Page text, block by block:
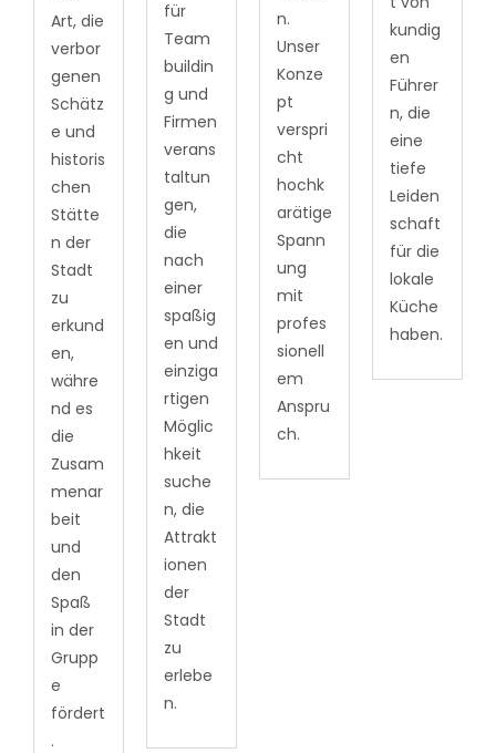
Art, die
verbor
genen
Schätz
e und
historis
chen
Stätte
n der
Stadt
zu
erkund
en,
währe
nd es
die
Zusam
menar
beit
und
den
Spaß
in der
Grupp
e
fördert
.
für
Team
buildin
g und
Firmen
verans
taltun
gen,
die
nach
einer
spaßig
en und
einziga
rtigen
Möglic
hkeit
suche
n, die
Attrakt
ionen
der
Stadt
zu
erlebe
n.
n.
Unser
Konze
pt
verspri
cht
hochk
arätige
Spann
ung
mit
profes
sionell
em
Anspru
ch.
kundig
en
Führer
n, die
eine
tiefe
Leiden
schaft
für die
lokale
Küche
haben.